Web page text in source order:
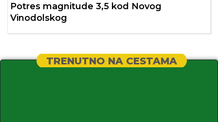
Potres magnitude 3,5 kod Novog
Vinodolskog
TRENUTNO NA CESTAMA